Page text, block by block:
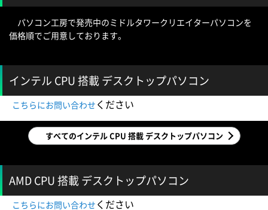
パソコン工房で発売中のミドルタワークリエイターパソコンを
価格順でご用意しております。
インテル CPU 搭載 デスクトップパソコン
こちらにお問い合わせ ください
すべてのインテル CPU 搭載 デスクトップパソコン
AMD CPU 搭載 デスクトップパソコン
こちらにお問い合わせ ください